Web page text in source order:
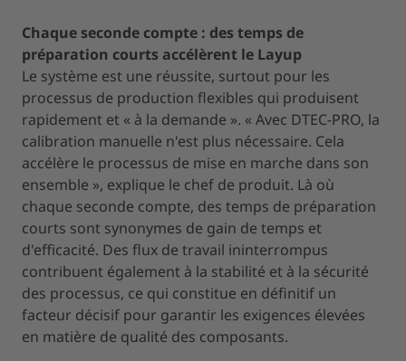
Chaque seconde compte : des temps de
préparation courts accélèrent le Layup
Le système est une réussite, surtout pour les
processus de production flexibles qui produisent
rapidement et « à la demande ». « Avec DTEC-PRO, la
calibration manuelle n'est plus nécessaire. Cela
accélère le processus de mise en marche dans son
ensemble », explique le chef de produit. Là où
chaque seconde compte, des temps de préparation
courts sont synonymes de gain de temps et
d'efficacité. Des flux de travail ininterrompus
contribuent également à la stabilité et à la sécurité
des processus, ce qui constitue en définitif un
facteur décisif pour garantir les exigences élevées
en matière de qualité des composants.